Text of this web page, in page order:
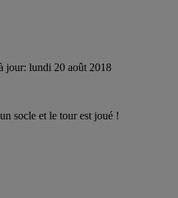
jour: lundi 20 août 2018
socle et le tour est joué !